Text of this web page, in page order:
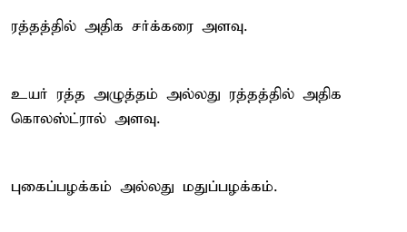
ரத்தத்தில் அதிக சர்க்கரை அளவு.
உயர் ரத்த அழுத்தம் அல்லது ரத்தத்தில் அதிக
கொலஸ்ட்ரால் அளவு.
புகைப்பழக்கம் அல்லது மதுப்பழக்கம்.